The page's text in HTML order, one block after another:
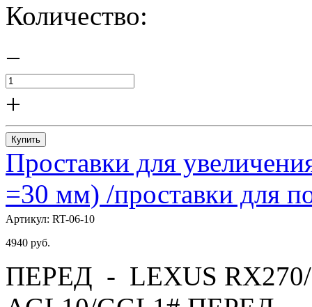
Количество:
−
+
Купить
Проставки для
=30 мм) /проставки для
Артикул: RT-06-10
4940 руб.
ПЕРЕД - LEXUS